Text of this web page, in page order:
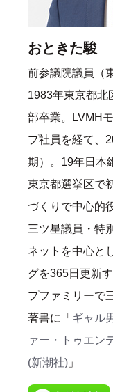
おときた駿
前参議院議員（
1983年東京都北
部卒業。LVMH
プ社員を経て、
期）。19年日本
東京都選挙区で
づくりで中心的
三ツ星議員・特
ネットを中心と
グを365日更新
プファミリーで
著書に「 ギャル
ァー・トゥエン
(新潮社) 」